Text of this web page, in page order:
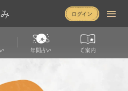
年間占い ご案内